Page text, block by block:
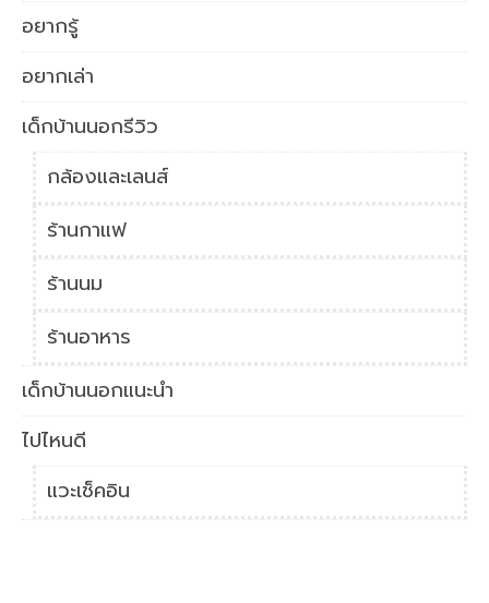
อยากรู้
อยากเล่า
เด็กบ้านนอกรีวิว
กล้องและเลนส์
ร้านกาแฟ
ร้านนม
ร้านอาหาร
เด็กบ้านนอกแนะนำ
ไปไหนดี
แวะเช็คอิน